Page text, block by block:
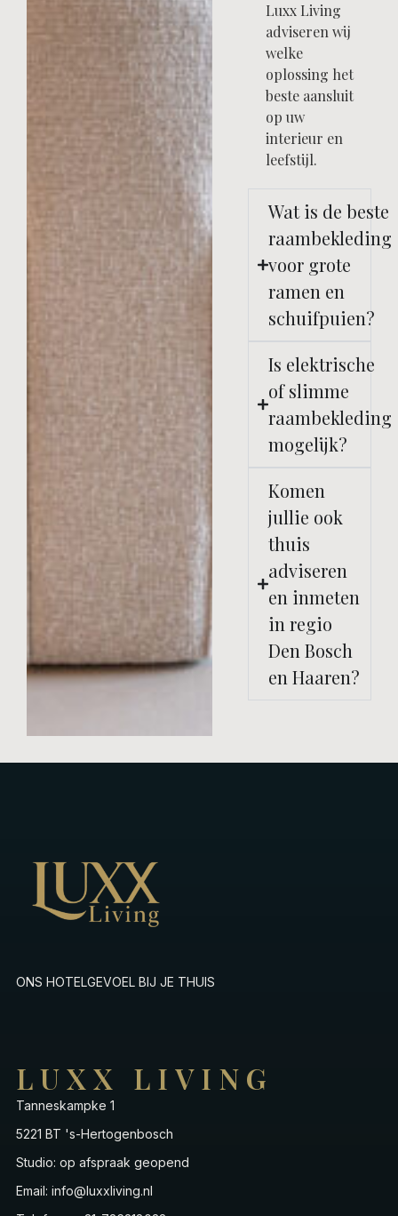
Luxx Living
adviseren wij
welke
oplossing het
beste aansluit
op uw
interieur en
leefstijl.
Wat is de beste
raambekleding
voor grote
ramen en
schuifpuien?
Is elektrische
of slimme
raambekleding
mogelijk?
Komen
jullie ook
thuis
adviseren
en inmeten
in regio
Den Bosch
en Haaren?
ONS HOTELGEVOEL BIJ JE THUIS
LUXX LIVING
Tanneskampke 1
5221 BT 's-Hertogenbosch
Studio: op afspraak geopend
Email: info@luxxliving.nl